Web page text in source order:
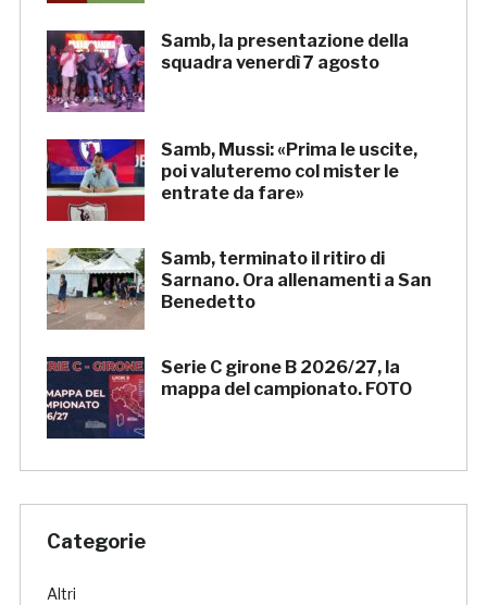
Samb, la presentazione della
squadra venerdì 7 agosto
Samb, Mussi: «Prima le uscite,
poi valuteremo col mister le
entrate da fare»
Samb, terminato il ritiro di
Sarnano. Ora allenamenti a San
Benedetto
Serie C girone B 2026/27, la
mappa del campionato. FOTO
Categorie
Altri